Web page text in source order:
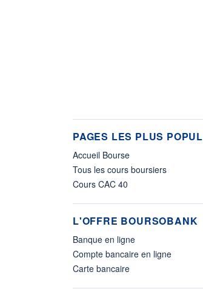
PAGES LES PLUS
Accueil Bourse
Tous les cours boursiers
Cours CAC 40
L'OFFRE BOURSOBANK
Banque en ligne
Compte bancaire en ligne
Carte bancaire